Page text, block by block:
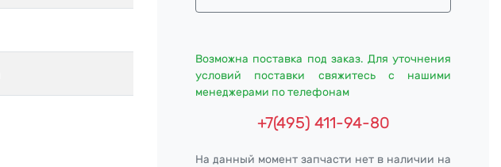
Возможна поставка под заказ. Для уточнения
условий поставки свяжитесь с нашими
менеджерами по телефонам
+7(495) 411-94-80
На данный момент запчасти нет в наличии на